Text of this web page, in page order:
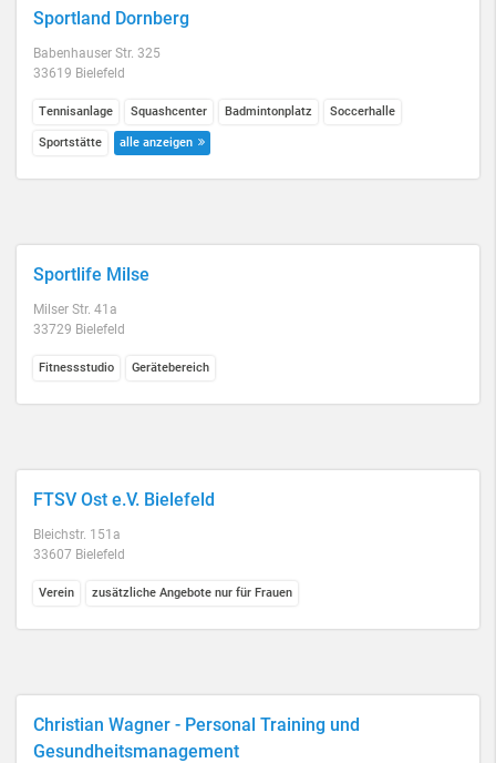
Sportland Dornberg
Babenhauser Str. 325
33619 Bielefeld
Tennisanlage Squashcenter Badmintonplatz Soccerhalle
Sportstätte alle anzeigen
Sportlife Milse
Milser Str. 41a
33729 Bielefeld
Fitnessstudio Gerätebereich
FTSV Ost e.V. Bielefeld
Bleichstr. 151a
33607 Bielefeld
Verein zusätzliche Angebote nur für Frauen
Christian Wagner - Personal Training und
Gesundheitsmanagement